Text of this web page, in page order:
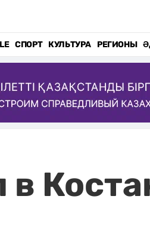
СПОРТ КУЛЬТУРА РЕГИОНЫ